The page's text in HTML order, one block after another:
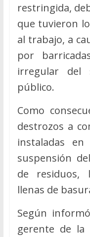
restringida,
que tuvieron
al trabajo, a
por
irregular del
público.
Como
destrozos a
instaladas
suspensión
de residuos,
llenas de
Según
gerente de la